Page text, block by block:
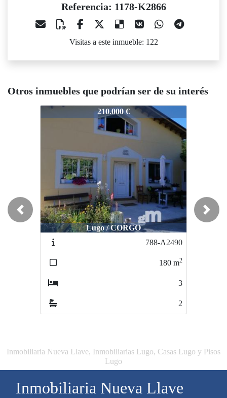
Referencia: 1178-K2866
Visitas a este inmueble: 122
Otros inmuebles que podrían ser de su interés
210.000 €
Lugo / CORGO
1178-K2866 450.000 €
Lugo / CARRETERA DE MADRID
523-2238
283m
Previous Next
Inmobiliaria Nueva Llave, Inmobiliarias Lugo, Casas Lugo y Pisos
Lugo
Inmobiliaria Nueva Llave